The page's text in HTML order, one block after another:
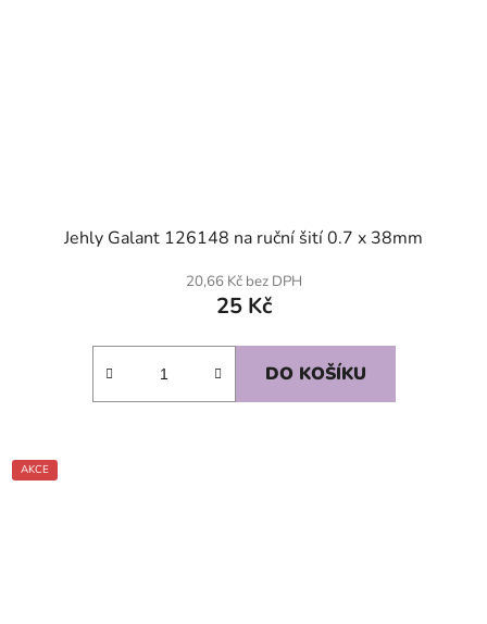
Jehly Galant 126148 na ruční šití 0.7 x 38mm
20,66 Kč bez DPH
25 Kč
DO KOŠÍKU
AKCE